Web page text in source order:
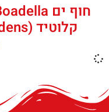
קלוטיד (Santa Clotilde Gardens)